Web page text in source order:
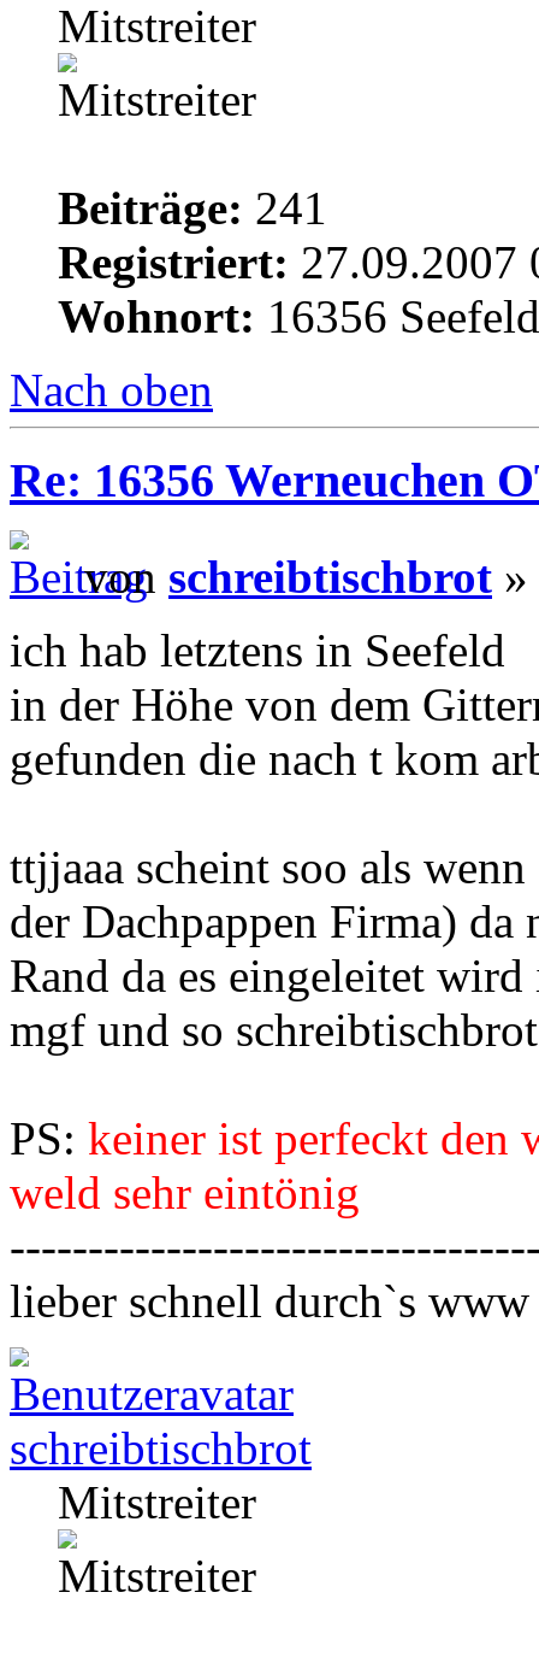
Mitstreiter
Beiträge: 241
Registriert: 27.09.2007
Wohnort: 16356 Seefeld
Nach oben
Re: 16356 Werneuchen
von schreibtischbrot
ich hab letztens in Seefeld
in der Höhe von dem
gefunden die nach t kom
ttjjaaa scheint soo als
der Dachpappen Firma) da
Rand da es eingeleitet wird
mgf und so schreibtischbrot
PS: keiner ist perfeckt den
weld sehr eintönig
lieber schnell durch`s www
schreibtischbrot
Mitstreiter